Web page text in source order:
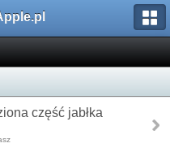
część jabłka